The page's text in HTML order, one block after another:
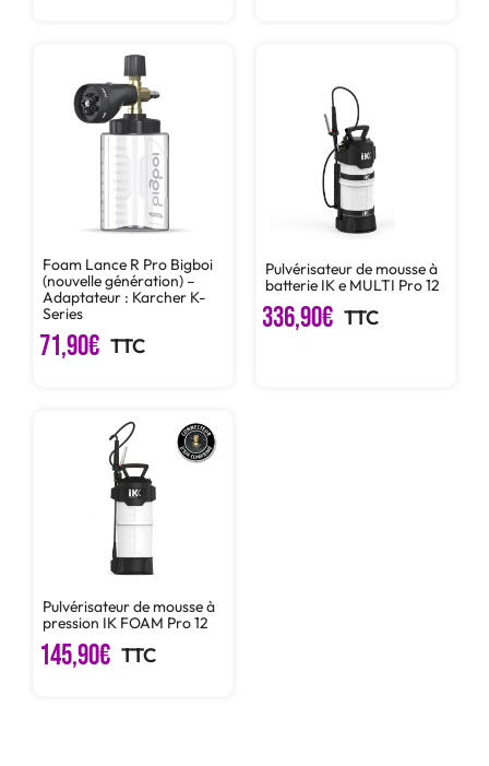
Foam Lance R Pro Bigboi
(nouvelle génération) –
Adaptateur : Karcher K-
Series
71,90€ TTC
Pulvérisateur de mousse à
batterie IK e MULTI Pro 12
336,90€ TTC
Pulvérisateur de mousse à
pression IK FOAM Pro 12
145,90€ TTC